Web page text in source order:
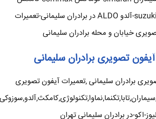
camax-سوزوکی suzuki-آلدو ALDO در برادران سلیمانی-تعمیرات
خیابان و محله برادران سلیمانی
تصویری برادران سلیمانی
برادران سلیمانی ,تعمیرات آیفون تصویری
اکو-در برادران سلیمانی تهران